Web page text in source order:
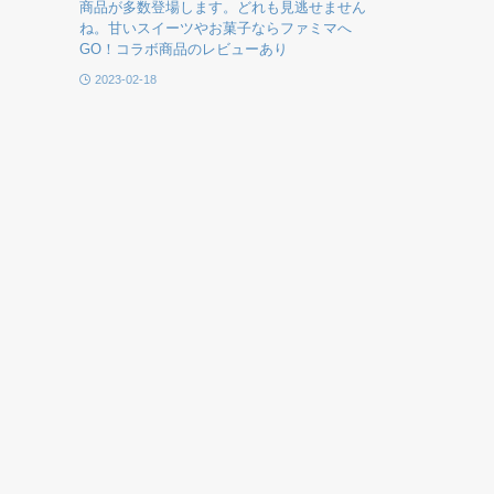
商品が多数登場します。どれも見逃せません
ね。甘いスイーツやお菓子ならファミマへ
GO！コラボ商品のレビューあり
2023-02-18